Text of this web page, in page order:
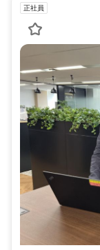
正社員